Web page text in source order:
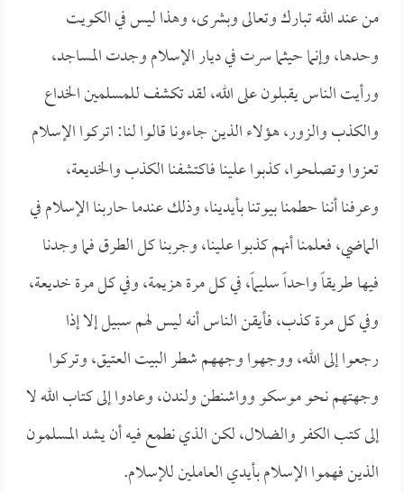
من عند الله تبارك وتعالى وبشرى، وهذا ليس في الكويت
وحدها، وإنما حيثما سرت في ديار الإسلام وجدت المساجد،
ورأيت الناس يقبلون على الله، لقد تكشف للمسلمين الخداع
والكذب والزور، هؤلاء الذين جاءونا قالوا لنا: اتركوا الإسلام
تعزوا وتصلحوا، كذبوا علينا فاكتشفنا الكذب والخديعة،
وعرفنا أننا حطمنا بيوتنا بأيدينا، وذلك عندما حاربنا الإسلام في
الماضي، فعلمنا أنهم كذبوا علينا، وجربنا كل الطرق فما وجدنا
فيها طريقاً واحداً سليماً، في كل مرة هزيمة، وفي كل مرة خديعة،
وفي كل مرة كذب، فأيقن الناس أنه ليس لهم سبيل إلا إذا
رجعوا إلى الله، ووجهوا وجههم شطر البيت العتيق، وتركوا
وجهتهم نحو موسكو وواشنطن ولندن، وعادوا إلى كتاب الله لا
إلى كتب الكفر والضلال، لكن الذي نطمع فيه أن يشد المسلمون
الذين فهموا الإسلام بأيدي العاملين للإسلام.